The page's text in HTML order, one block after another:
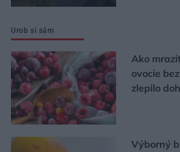
Urob si sám
Ako
ovocie
zlepilo
Výborný